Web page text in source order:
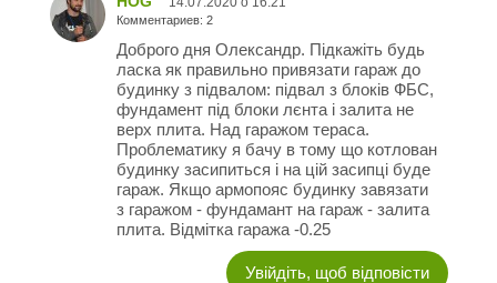
Комментариев: 2
Доброго дня Олександр. Підкажіть будь
ласка як правильно привязати гараж до
будинку з підвалом: підвал з блоків ФБС,
фундамент під блоки лєнта і залита не
верх плита. Над гаражом тераса.
Проблематику я бачу в тому що котлован
будинку засипиться і на цій засипці буде
гараж. Якщо армопояс будинку завязати
з гаражом - фундамант на гараж - залита
плита. Відмітка гаража -0.25
Увійдіть, щоб відповісти